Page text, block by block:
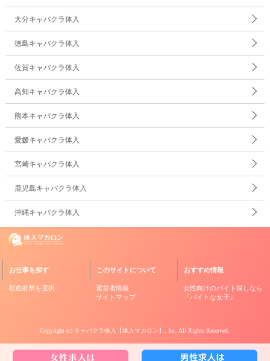
大分キャバクラ体入
徳島キャバクラ体入
佐賀キャバクラ体入
高知キャバクラ体入
熊本キャバクラ体入
愛媛キャバクラ体入
宮崎キャバクラ体入
鹿児島キャバクラ体入
沖縄キャバクラ体入
お仕事を探す
都道府県を選択
このサイトについて
運営者情報
サイトマップ
おすすめ情報
女性向けのバイト探しなら
『バイトな女子』
Copyright (c) キャバクラ体入【体入マカロン】 , Inc. All Rights Reserved.